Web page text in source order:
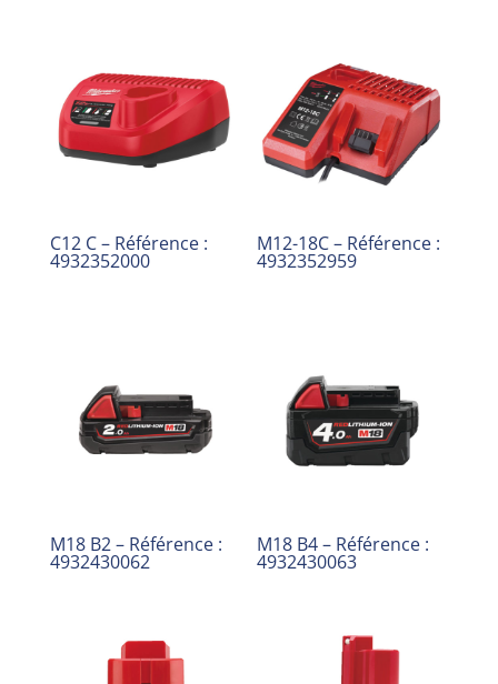
C12 C – Référence :
4932352000
M12-18C – Référence :
4932352959
M18 B2 – Référence :
4932430062
M18 B4 – Référence :
4932430063